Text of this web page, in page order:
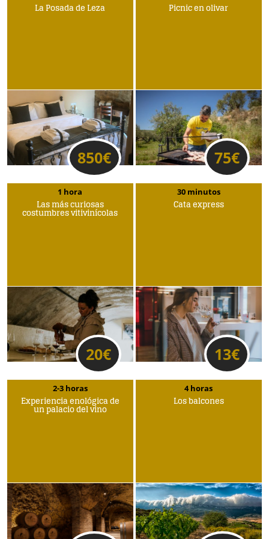
Picnic en olivar
75€
La Posada de Leza
850€
1 hora
Las más curiosas
costumbres vitivinícolas
20€
30 minutos
Cata express
13€
2-3 horas
Experiencia enológica de
un palacio del vino
4 horas
Los balcones